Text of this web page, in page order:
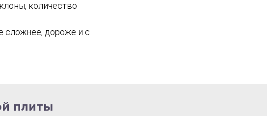
количество
сложнее, дороже и с
плиты